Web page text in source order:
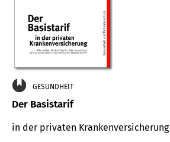
GESUNDHEIT
Der Basistarif
in der privaten Kran­ken­ver­siche­rung